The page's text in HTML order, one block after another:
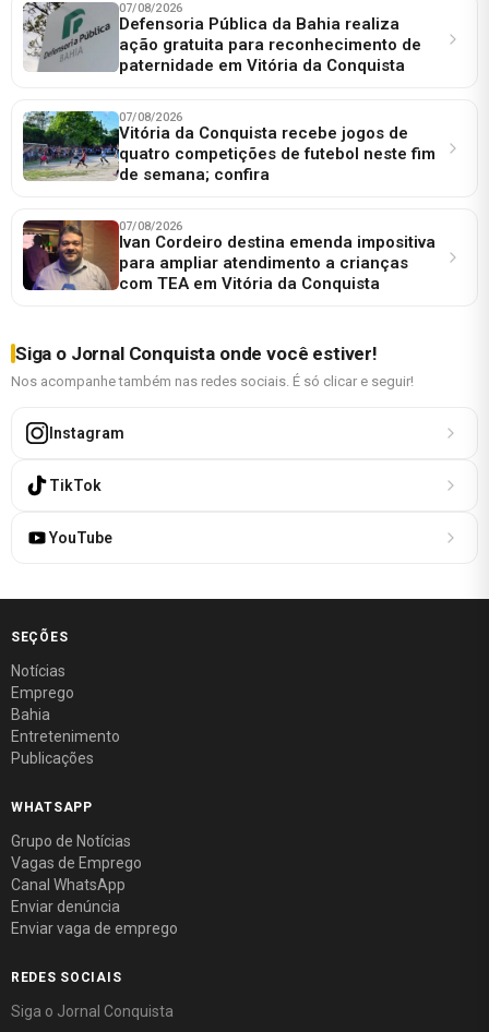
07/08/2026
Defensoria Pública da Bahia realiza
ação gratuita para reconhecimento de
paternidade em Vitória da Conquista
07/08/2026
Vitória da Conquista recebe jogos de
quatro competições de futebol neste fim
de semana; confira
07/08/2026
Ivan Cordeiro destina emenda impositiva
para ampliar atendimento a crianças
com TEA em Vitória da Conquista
Siga o Jornal Conquista onde você estiver!
Nos acompanhe também nas redes sociais. É só clicar e seguir!
Instagram
TikTok
YouTube
SEÇÕES
Notícias
Emprego
Bahia
Entretenimento
Publicações
WHATSAPP
Grupo de Notícias
Vagas de Emprego
Canal WhatsApp
Enviar denúncia
Enviar vaga de emprego
REDES SOCIAIS
Siga o Jornal Conquista